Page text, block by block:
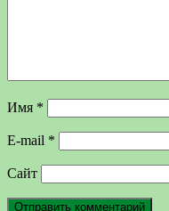
Имя *
E-mail *
Сайт